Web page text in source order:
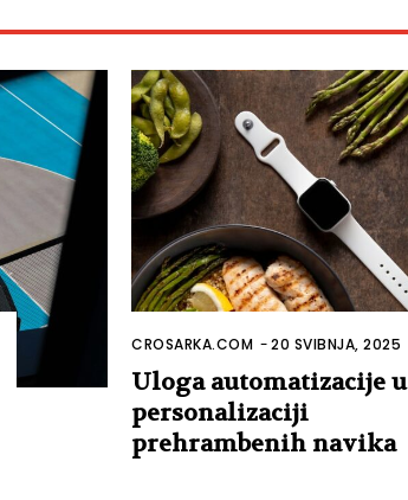
CROSARKA.COM -20 SVIBNJA, 2025
Uloga automatizacije u
personalizaciji
prehrambenih navika